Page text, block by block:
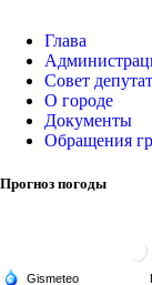
Глава
Совет
О городе
Документы
Обращения
Прогноз погоды